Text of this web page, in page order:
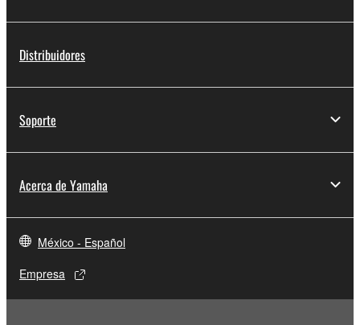
Distribuidores
Soporte
Acerca de Yamaha
México - Español
Empresa